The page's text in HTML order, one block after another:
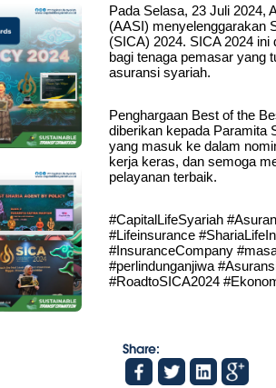
Pada Selasa, 23 Juli 2024,
(AASI) menyelenggarakan
(SICA) 2024. SICA 2024
bagi tenaga pemasar yang
asuransi syariah.
Penghargaan Best of the
diberikan kepada Paramita
yang masuk ke dalam
kerja keras, dan semoga
pelayanan terbaik.
#CapitalLifeSyariah
#Lifeinsurance
#InsuranceCompany
#perlindunganjiwa
#RoadtoSICA2024
Share: